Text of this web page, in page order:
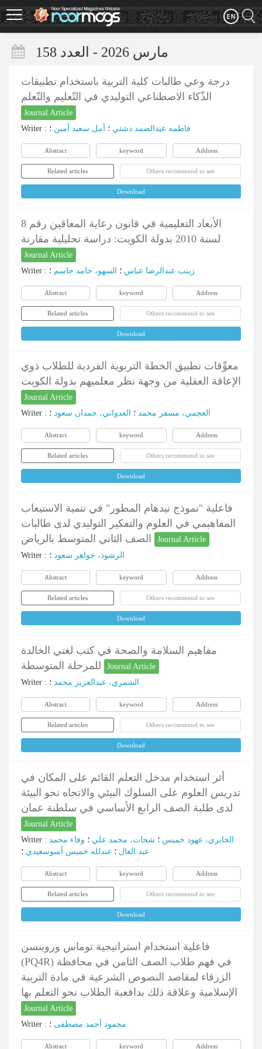
Skip
to
main
مارس 2026 - العدد 158
درجة وعي طالبات كلية التربية باستخدام تطبيقات
الذّكاء الاصطناعي التوليدي في التّعليم والتّعلم
Journal Article
Writer : فاطمه عبدالصمد دشتي ؛ أمل سعید أمین ؛
Abstract keyword Address
Related articles Others recommend to see
Download
الأبعاد التعليمية في قانون رعاية المعاقين رقم 8
لسنة 2010 بدولة الكويت: دراسة تحليلية مقارنة
Journal Article
Writer : زينب عبدالرضا عباس ؛ السهو، حامد جاسم ؛
Abstract keyword Address
Related articles Others recommend to see
Download
معوِّقات تطبيق الخطة التربوية الفردية للطلاب ذوي
الإعاقة العقلية من وجهة نظر معلميهم بدولة الكويت
Journal Article
Writer : العجمي، مسفر محمد ؛ العدواني، حمدان سعود ؛
Abstract keyword Address
Related articles Others recommend to see
Download
فاعلية "نموذج نيدهام المطور" في تنمية الاستيعاب
المفاهيمي في العلوم والتفكير التوليدي لدى طالبات
Journal Article
Writer : الرشود، جواهر سعود ؛
Abstract keyword Address
Related articles Others recommend to see
Download
مفاهيم السلامة والصحة في كتب لغتي الخالدة
Journal Article
Writer : الشمري، عبدالعزيز محمد ؛
Abstract keyword Address
Related articles Others recommend to see
Download
أثر استخدام مدخل التعلم القائم على المكان في
تدريس العلوم على السلوك البيئي والاتجاه نحو البيئة
لدى طلبة الصف الرابع الأساسي في سلطنة عمان
Journal Article
Writer : الجابري، عهود خميس ؛ شحات، محمد علي ؛ وفاء محمد
عبد العال ؛ عبدلله خميس أمبوسعيدي ؛
Abstract keyword Address
Related articles Others recommend to see
Download
فاعلية استخدام استراتيجية توماس وروبنسن
(PQ4R) في فهم طلاب الصف الثامن في محافظة
الزرقاء لمقاصد النصوص الشرعية في مادة التربية
الإسلامية وعلاقة ذلك بدافعية الطلاب نحو التعلم بها
Journal Article
Writer : محمود أحمد مصطفى ؛
Abstract keyword Address